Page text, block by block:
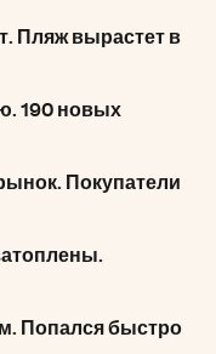
Пляж вырастет в
190 новых
Покупатели
Попался быстро